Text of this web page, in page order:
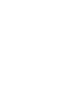
Kaufratgeber